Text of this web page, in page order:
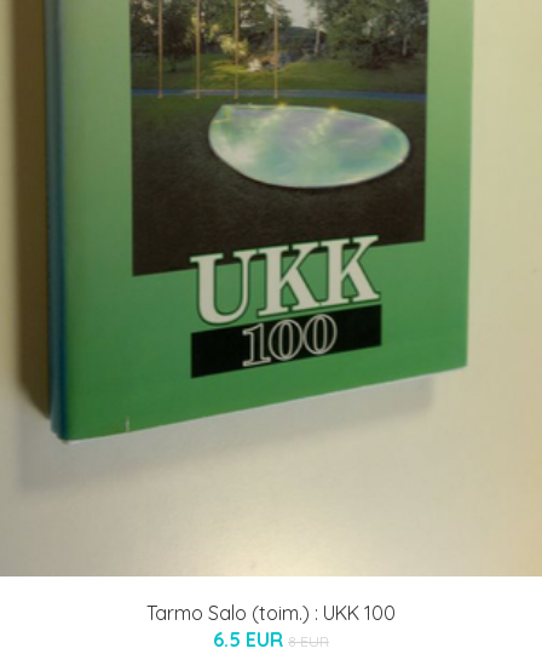
Tarmo Salo (toim.) : UKK 100
6.5 EUR 8 EUR